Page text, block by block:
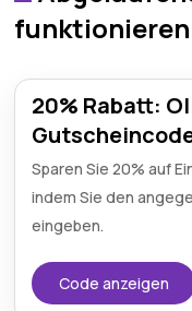
20% Rabatt:
Sparen Sie 20% auf
indem Sie den
eingeben.
Code anzeigen